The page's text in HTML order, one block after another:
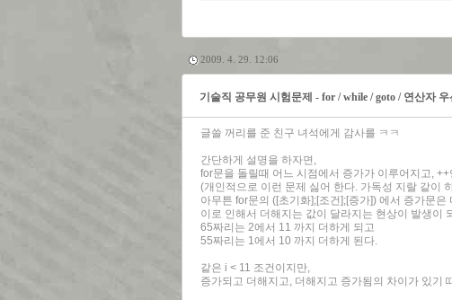
2009. 4. 29. 12:06
기술직 공무원 시험문제 - for / while / goto / 연산자 우
글쓸 꺼리를 준 친구 녀석에게 감사를 ㅋㅋ
간단하게 설명을 하자면,
for문을 돌릴때 어느 시점에서 증가가 이루어지고,
(개인적으로 이런 문제 싫어 한다. 가독성 지랄 같이
아무튼 for문의 ([초기화];[조건];[증가]) 에서 증가문
이로 인해서 더해지는 값이 달라지는 현상이 발생이
65짜리는 2에서 11 까지 더하게 되고
55짜리는 1에서 10 까지 더하게 된다.
같은 i < 11 조건이지만,
증가되고 더해지고, 더해지고 증가됨의 차이가 있기